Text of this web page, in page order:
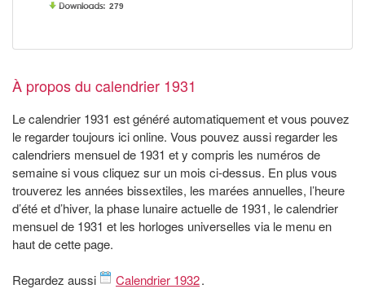
279
À propos du calendrier 1931
Le calendrier 1931 est généré automatiquement et vous pouvez
le regarder toujours ici online. Vous pouvez aussi regarder les
calendriers mensuel de 1931 et y compris les numéros de
semaine si vous cliquez sur un mois ci-dessus. En plus vous
trouverez les années bissextiles, les marées annuelles, l’heure
d’été et d’hiver, la phase lunaire actuelle de 1931, le calendrier
mensuel de 1931 et les horloges universelles via le menu en
haut de cette page.
Regardez aussi Calendrier 1932.